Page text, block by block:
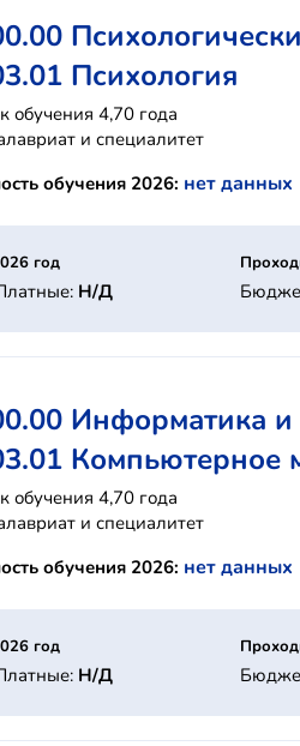
Психология
обучения 4,70 года
и специалитет
обучения 2026: нет данных
год
Н/Д
Информатика и
Компьютерное
обучения 4,70 года
и специалитет
обучения 2026: нет данных
год
Н/Д